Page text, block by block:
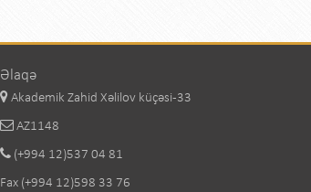
Əlaqə
Akademik Zahid Xəlilov küçəsi-33
AZ1148
(+994 12)537 04 81
Fax (+994 12)598 33 76